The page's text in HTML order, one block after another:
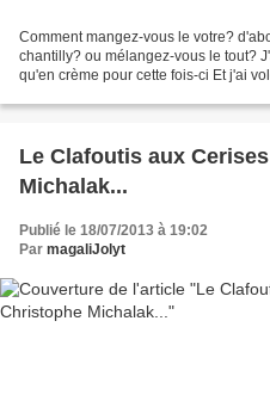
Comment mangez-vous le votre?
chantilly? ou mélangez-vous le tout?
qu'en crème pour cette fois-ci Et j'ai
Le Clafoutis aux
Michalak...
Publié le 18/07/2013 à 19:02
Par magaliJolyt